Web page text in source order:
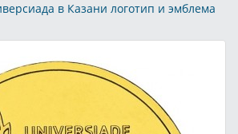
в Казани логотип и эмблема